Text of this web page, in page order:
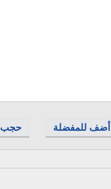
حجب أضف للمفضلة